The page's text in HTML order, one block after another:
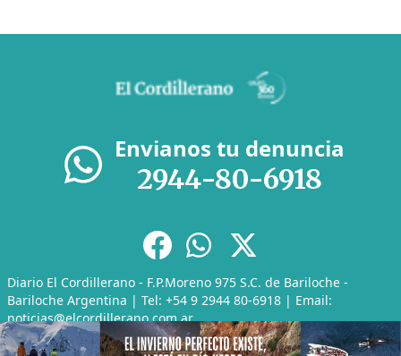
Envianos tu denuncia
2944-80-6918
Diario El Cordillerano - F.P.Moreno 975 S.C. de Bariloche -
Bariloche Argentina | Tel: +54 9 2944 80-6918 | Email:
noticias@elcordillerano.com.ar
RSS|Media Kit|Políticas de Privacidad|Archivo